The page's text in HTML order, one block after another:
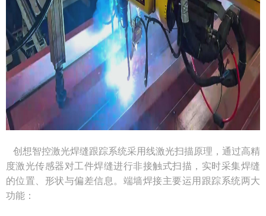
创想智控激光焊缝跟踪系统采用线激光扫描原理，通过高精
度激光传感器对工件焊缝进行非接触式扫描，实时采集焊缝
的位置、形状与偏差信息。端墙焊接主要运用跟踪系统两大
功能：